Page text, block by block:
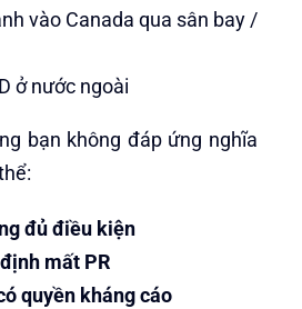
vào Canada qua sân bay /
ở nước ngoài
bạn không đáp ứng nghĩa
đủ điều kiện
mất PR
quyền kháng cáo